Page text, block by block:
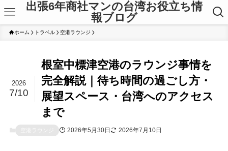
出張6年商社マンの台湾お役立ち情
報ブログ
ホーム トラベル 空港ラウンジ
根室中標津空港のラウンジ事情を
完全解説｜待ち時間の過ごし方・
展望スペース・台湾へのアクセス
まで
2026
7/10
空港ラウンジ 2026年5月30日 2026年7月10日